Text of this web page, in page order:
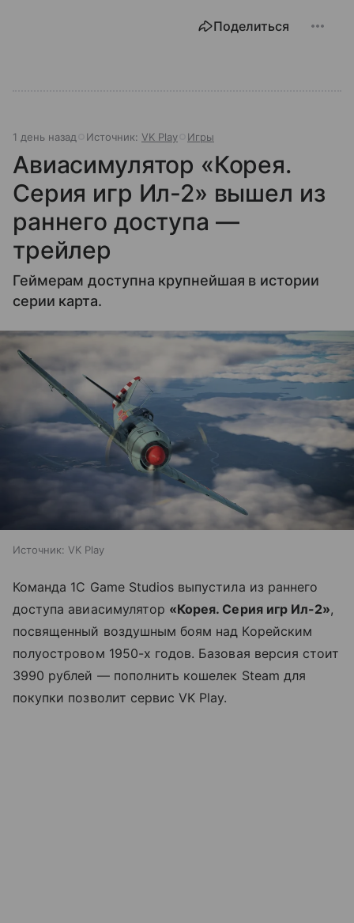
Поделиться
1 день назад Источник: VK Play Игры
Авиасимулятор «Корея.
Серия игр Ил-2» вышел из
раннего доступа —
трейлер
Геймерам доступна крупнейшая в истории
серии карта.
Источник: VK Play
Команда 1С Game Studios выпустила из раннего
доступа авиасимулятор «Корея. Серия игр Ил-2»,
посвященный воздушным боям над Корейским
полуостровом 1950-х годов. Базовая версия стоит
3990 рублей — пополнить кошелек Steam для
покупки позволит сервис VK Play.